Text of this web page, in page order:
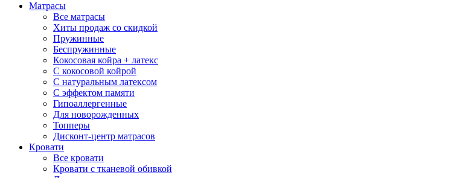
Матрасы
Все матрасы
Хиты продаж со скидкой
Пружинные
Беспружинные
Кокосовая койра + латекс
С кокосовой койрой
С натуральным латексом
С эффектом памяти
Гипоаллергенные
Для новорожденных
Топперы
Дисконт-центр матрасов
Кровати
Все кровати
Кровати с тканевой обивкой